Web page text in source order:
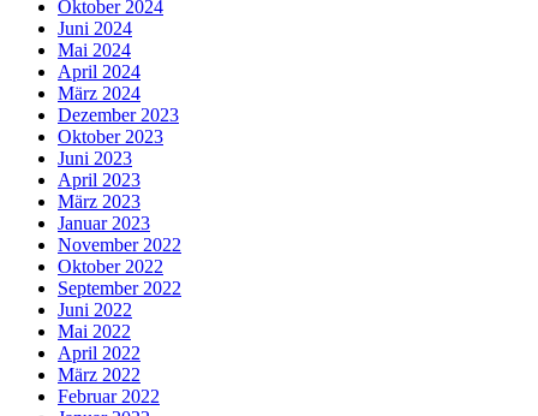
Oktober 2024
Juni 2024
Mai 2024
April 2024
März 2024
Dezember 2023
Oktober 2023
Juni 2023
April 2023
März 2023
Januar 2023
November 2022
Oktober 2022
September 2022
Juni 2022
Mai 2022
April 2022
März 2022
Februar 2022